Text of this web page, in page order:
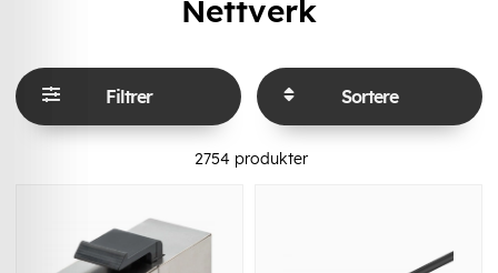
Nettverk
Filtrer Sortere
2754 produkter